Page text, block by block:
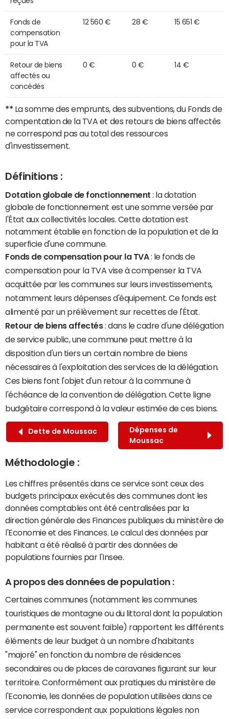
Fonds de
compensation
pour la TVA
12 560 € 28 € 15 651 €
Retour de biens
affectés ou
concédés
0 € 0 € 14 €
** La somme des emprunts, des subventions, du Fonds de
compentation de la TVA et des retours de biens affectés
ne correspond pas au total des ressources
d'investissement.
Définitions :
Dotation globale de fonctionnement : la dotation
globale de fonctionnement est une somme versée par
l'État aux collectivités locales. Cette dotation est
notamment établie en fonction de la population et de la
superficie d'une commune.
Fonds de compensation pour la TVA: le fonds de
compensation pour la TVA vise à compenser la TVA
acquittée par les communes sur leurs investissements,
notamment leurs dépenses d'équipement. Ce fonds est
alimenté par un prélèvement sur recettes de l'État.
Retour de biens affectés: dans le cadre d'une délégation
de service public, une commune peut mettre à la
disposition d'un tiers un certain nombre de biens
nécessaires à l'exploitation des services de la délégation.
Ces biens font l'objet d'un retour à la commune à
l'échéance de la convention de délégation. Cette ligne
budgétaire correspond à la valeur estimée de ces biens.
Dette de Moussac
Dépenses de
Moussac
Méthodologie :
Les chiffres présentés dans ce service sont ceux des
budgets principaux exécutés des communes dont les
données comptables ont été centralisées par la
direction générale des Finances publiques du ministère de
l'Economie et des Finances. Le calcul des données par
habitant a été réalisé à partir des données de
populations fournies par l'Insee.
A propos des données de population :
Certaines communes (notamment les communes
touristiques de montagne ou du littoral dont la population
permanente est souvent faible) rapportent les différents
éléments de leur budget à un nombre d'habitants
"majoré" en fonction du nombre de résidences
secondaires ou de places de caravanes figurant sur leur
territoire. Conformément aux pratiques du ministère de
l'Economie, les données de population utilisées dans ce
service correspondent aux populations légales non